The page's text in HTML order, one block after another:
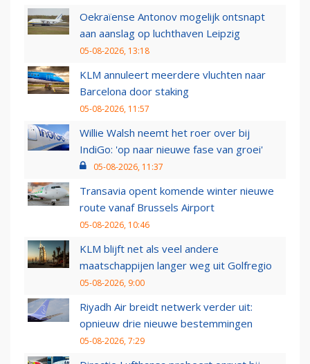
Oekraïense Antonov mogelijk ontsnapt
aan aanslag op luchthaven Leipzig
05-08-2026, 13:18
KLM annuleert meerdere vluchten naar
Barcelona door staking
05-08-2026, 11:57
Willie Walsh neemt het roer over bij
IndiGo: 'op naar nieuwe fase van groei'
05-08-2026, 11:37
Transavia opent komende winter nieuwe
route vanaf Brussels Airport
05-08-2026, 10:46
KLM blijft net als veel andere
maatschappijen langer weg uit Golfregio
05-08-2026, 9:00
Riyadh Air breidt netwerk verder uit:
opnieuw drie nieuwe bestemmingen
05-08-2026, 7:29